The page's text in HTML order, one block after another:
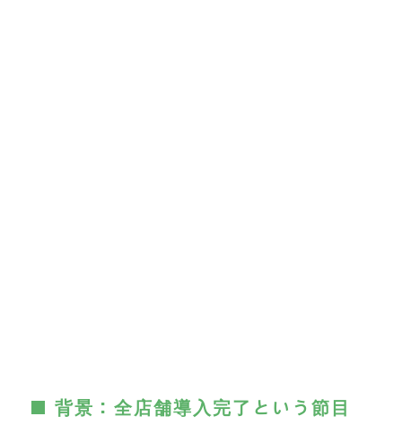
■ 背景：全店舗導入完了という節目